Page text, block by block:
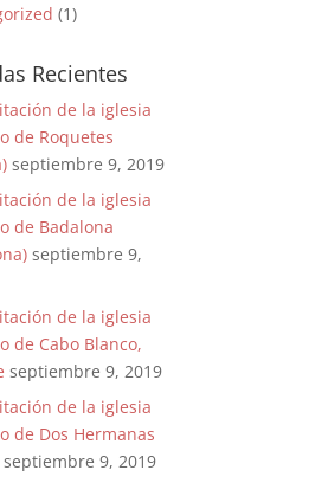
(1)
Recientes
de la iglesia
de Roquetes
septiembre 9, 2019
de la iglesia
de Badalona
septiembre 9,
de la iglesia
de Cabo Blanco,
septiembre 9, 2019
de la iglesia
de Dos Hermanas
septiembre 9, 2019